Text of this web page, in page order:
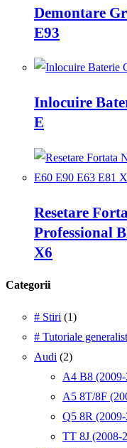
Demontare
E93
Inlocuire
E
Resetare
Professional
X6
Categorii
# Stiri (1)
# Tutoriale
Audi (2)
A4 B8
A5 8T/8F
Q5 8R
TT 8J (2008-